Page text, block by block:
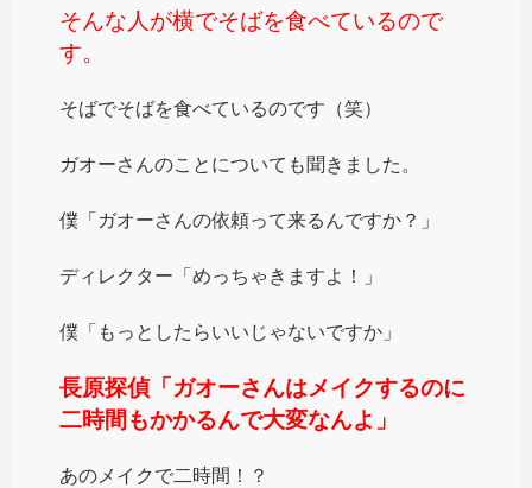
そんな人が横でそばを食べているので
す。
そばでそばを食べているのです（笑）
ガオーさんのことについても聞きました。
僕「ガオーさんの依頼って来るんですか？」
ディレクター「めっちゃきますよ！」
僕「もっとしたらいいじゃないですか」
長原探偵「ガオーさんはメイクするのに
二時間もかかるんで大変なんよ」
あのメイクで二時間！？